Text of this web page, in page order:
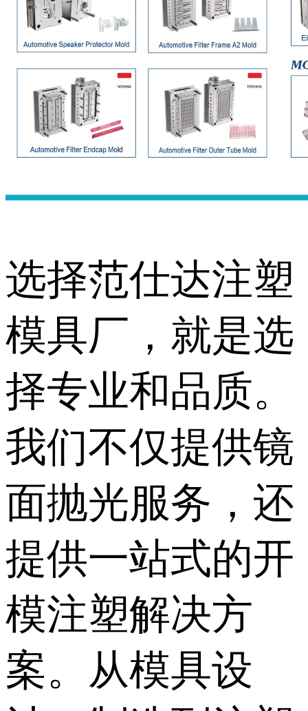
选择范仕达注塑
模具厂，就是选
择专业和品质。
我们不仅提供镜
面抛光服务，还
提供一站式的开
模注塑解决方
案。从模具设